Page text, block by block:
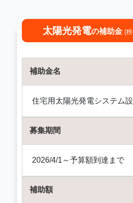
太陽光発電の補助金 (
補助金名
住宅用太陽光発電システム
募集期間
2026/4/1～予算額到達まで
補助額